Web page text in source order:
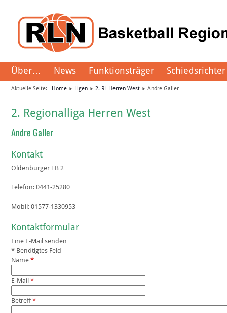
Über… News Funktionsträger Schiedsrichter
Aktuelle Seite: Home Ligen 2. RL Herren West Andre Galler
2. Regionalliga Herren West
Andre Galler
Kontakt
Oldenburger TB 2
Telefon: 0441-25280
Mobil: 01577-1330953
Kontaktformular
Eine E-Mail senden
* Benötigtes Feld
Name *
E-Mail *
Betreff*